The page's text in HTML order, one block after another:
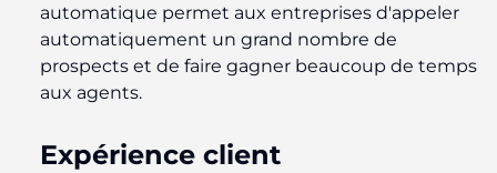
automatique permet aux entreprises d'appeler
automatiquement un grand nombre de
prospects et de faire gagner beaucoup de temps
aux agents.
Expérience client